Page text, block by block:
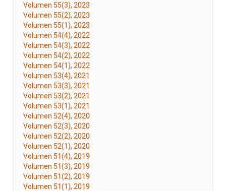
Volumen 55(3), 2023
Volumen 55(2), 2023
Volumen 55(1), 2023
Volumen 54(4), 2022
Volumen 54(3), 2022
Volumen 54(2), 2022
Volumen 54(1), 2022
Volumen 53(4), 2021
Volumen 53(3), 2021
Volumen 53(2), 2021
Volumen 53(1), 2021
Volumen 52(4), 2020
Volumen 52(3), 2020
Volumen 52(2), 2020
Volumen 52(1), 2020
Volumen 51(4), 2019
Volumen 51(3), 2019
Volumen 51(2), 2019
Volumen 51(1), 2019